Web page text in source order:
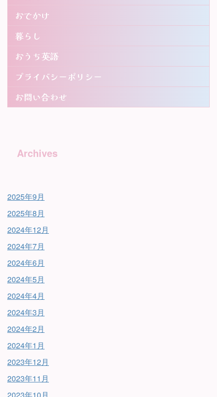
おでかけ
暮らし
おうち英語
プライバシーポリシー
お問い合わせ
Archives
2025年9月
2025年8月
2024年12月
2024年7月
2024年6月
2024年5月
2024年4月
2024年3月
2024年2月
2024年1月
2023年12月
2023年11月